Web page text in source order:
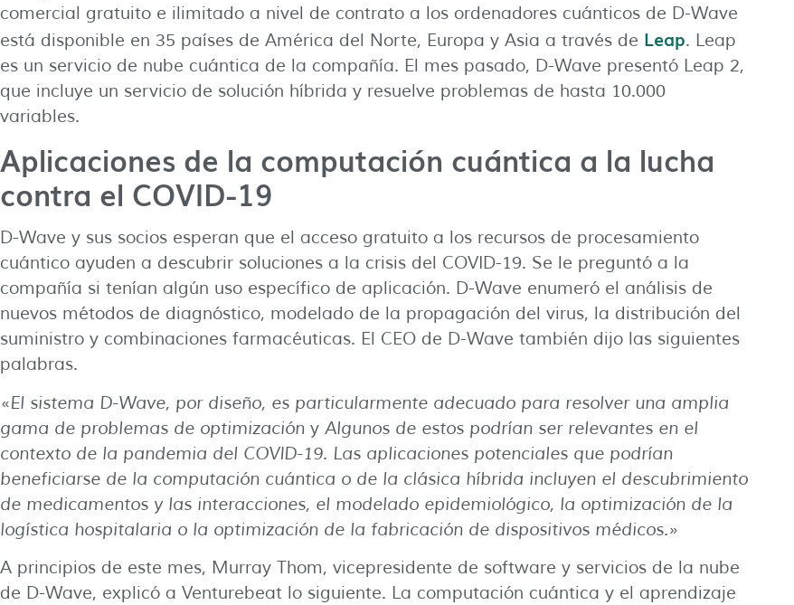
comercial gratuito e ilimitado a nivel de contrato a los ordenadores cuánticos de D-Wave
está disponible en 35 países de América del Norte, Europa y Asia a través de Leap. Leap
es un servicio de nube cuántica de la compañía. El mes pasado, D-Wave presentó Leap 2,
que incluye un servicio de solución híbrida y resuelve problemas de hasta 10.000
variables.
Aplicaciones de la computación cuántica a la lucha
contra el COVID-19
D-Wave y sus socios esperan que el acceso gratuito a los recursos de procesamiento
cuántico ayuden a descubrir soluciones a la crisis del COVID-19. Se le preguntó a la
compañía si tenían algún uso específico de aplicación. D-Wave enumeró el análisis de
nuevos métodos de diagnóstico, modelado de la propagación del virus, la distribución del
suministro y combinaciones farmacéuticas. El CEO de D-Wave también dijo las siguientes
palabras.
«El sistema D-Wave, por diseño, es particularmente adecuado para resolver una amplia
gama de problemas de optimización y Algunos de estos podrían ser relevantes en el
contexto de la pandemia del COVID-19. Las aplicaciones potenciales que podrían
beneficiarse de la computación cuántica o de la clásica híbrida incluyen el descubrimiento
de medicamentos y las interacciones, el modelado epidemiológico, la optimización de la
logística hospitalaria o la optimización de la fabricación de dispositivos médicos.»
A principios de este mes, Murray Thom, vicepresidente de software y servicios de la nube
de D-Wave, explicó a Venturebeat lo siguiente. La computación cuántica y el aprendizaje